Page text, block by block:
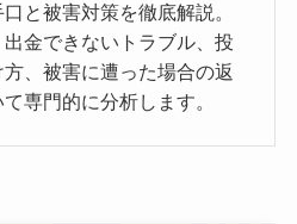
と被害対策を徹底解説。
金できないトラブル、投
、被害に遭った場合の返
専門的に分析します。